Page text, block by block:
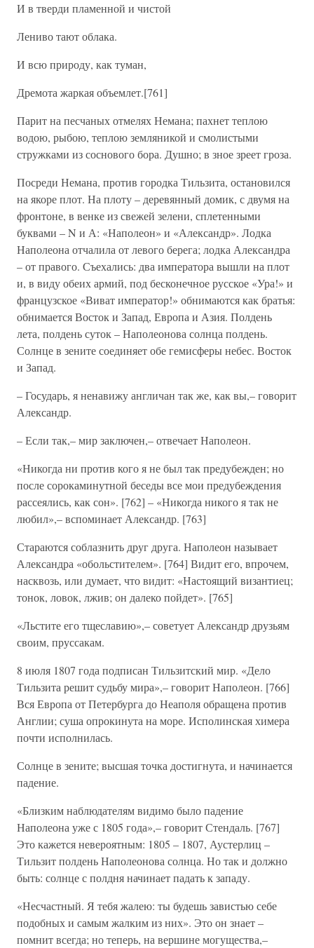
И в тверди пламенной и чистой
Лениво тают облака.
И всю природу, как туман,
Дремота жаркая объемлет.[761]
Парит на песчаных отмелях Немана; пахнет теплою
водою, рыбою, теплою земляникой и смолистыми
стружками из соснового бора. Душно; в зное зреет гроза.
Посреди Немана, против городка Тильзита, остановился
на якоре плот. На плоту – деревянный домик, с двумя на
фронтоне, в венке из свежей зелени, сплетенными
буквами – N и А: «Наполеон» и «Александр». Лодка
Наполеона отчалила от левого берега; лодка Александра
– от правого. Съехались: два императора вышли на плот
и, в виду обеих армий, под бесконечное русское «Ура!» и
французское «Виват император!» обнимаются как братья:
обнимается Восток и Запад, Европа и Азия. Полдень
лета, полдень суток – Наполеонова солнца полдень.
Солнце в зените соединяет обе гемисферы небес. Восток
и Запад.
– Государь, я ненавижу англичан так же, как вы,– говорит
Александр.
– Если так,– мир заключен,– отвечает Наполеон.
«Никогда ни против кого я не был так предубежден; но
после сорокаминутной беседы все мои предубеждения
рассеялись, как сон». [762] – «Никогда никого я так не
любил»,– вспоминает Александр. [763]
Стараются соблазнить друг друга. Наполеон называет
Александра «обольстителем». [764] Видит его, впрочем,
насквозь, или думает, что видит: «Настоящий византиец;
тонок, ловок, лжив; он далеко пойдет». [765]
«Льстите его тщеславию»,– советует Александр друзьям
своим, пруссакам.
8 июля 1807 года подписан Тильзитский мир. «Дело
Тильзита решит судьбу мира»,– говорит Наполеон. [766]
Вся Европа от Петербурга до Неаполя обращена против
Англии; суша опрокинута на море. Исполинская химера
почти исполнилась.
Солнце в зените; высшая точка достигнута, и начинается
падение.
«Близким наблюдателям видимо было падение
Наполеона уже с 1805 года»,– говорит Стендаль. [767]
Это кажется невероятным: 1805 – 1807, Аустерлиц –
Тильзит полдень Наполеонова солнца. Но так и должно
быть: солнце с полдня начинает падать к западу.
«Несчастный. Я тебя жалею: ты будешь завистью себе
подобных и самым жалким из них». Это он знает –
помнит всегда; но теперь, на вершине могущества,–